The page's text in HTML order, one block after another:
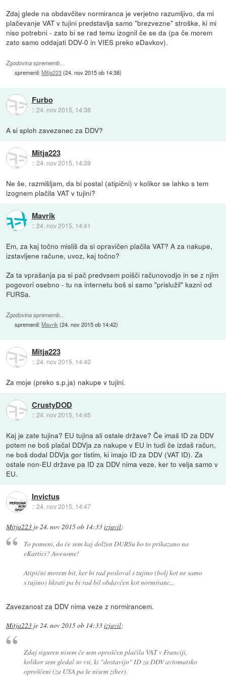
Zdaj glede na obdavčitev normiranca je verjetno razumljivo, da mi
plačevanje VAT v tujini predstavlja samo "brezvezne" stroške, ki mi
niso potrebni - zato bi se rad temu izognil če se da (pa če morem
zato samo oddajati DDV-0 in VIES preko eDavkov).
Zgodovina sprememb…
spremenil:Mitja223(24. nov 2015 ob 14:38)
Furbo
::24. nov 2015, 14:38
A si sploh zavezanec za DDV?
Mitja223
::24. nov 2015, 14:39
Ne še, razmišljam, da bi postal (atipični) v kolikor se lahko s tem
izognem plačila VAT v tujini?
Mavrik
::24. nov 2015, 14:41
Em, za kaj točno misliš da si opravičen plačila VAT? A za nakupe,
izstavljene račune, uvoz, kaj točno?
Za ta vprašanja pa si pač predvsem poišči računovodjo in se z njim
pogovori osebno - tu na internetu boš si samo "prislužil" kazni od
FURSa.
Zgodovina sprememb…
spremenil:Mavrik (24. nov 2015 ob 14:42)
Mitja223
::24. nov 2015, 14:42
Za moje (preko s.p.ja) nakupe v tujini.
CrustyDOD
::24. nov 2015, 14:45
Kaj je zate tujina? EU tujina ali ostale države? Če imaš ID za DDV
potem ne boš plačal DDVja za nakupe v EU in tudi če izdaš račun,
ne boš dodal DDVja gor tistim, ki imajo ID za DDV (VAT ID). Za
ostale non-EU države pa ID za DDV nima veze, ker to velja samo v
EU.
Invictus
::24. nov 2015, 14:47
Mitja223 je24. nov 2015 ob 14:33izjavil:
To pomeni, da če sem kaj dolžen DURSu bo to prikazano na
eKartici? Awesome!
Atipični morem bit, ker bi rad posloval s tujino (bolj kot ne samo
s tujino) hkrati pa bi rad bil obdavčen kot normiranc...
Zavezanost za DDV nima veze z normirancem.
Mitja223 je24. nov 2015 ob 14:33izjavil:
Zdaj siguren nisem če sem oproščen plačila VAT v Franciji,
kolikor sem gledal so vsi, ki "dostavijo" ID za DDV avtomatsko
oproščeni (za USA pa še nisem ziher).